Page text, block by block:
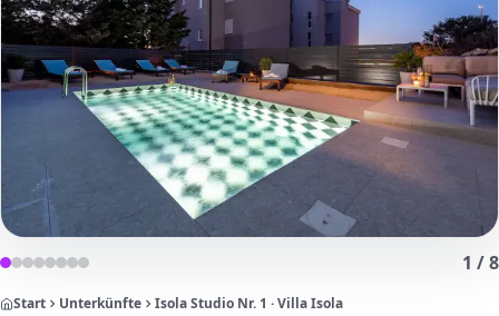
1 /8
Start Unterkünfte Isola Studio Nr. 1 · Villa Isola